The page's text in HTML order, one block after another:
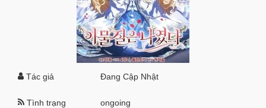
Tác giả Đang Cập Nhật
Tình trạng ongoing